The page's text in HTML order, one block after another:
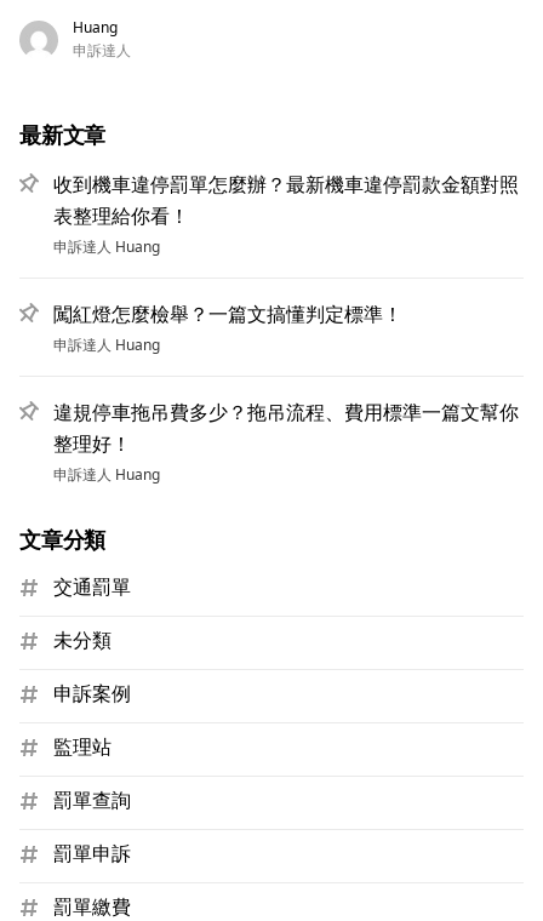
Huang
申訴達人
最新文章
收到機車違停罰單怎麼辦？最新機車違停罰款金額對照
表整理給你看！
申訴達人 Huang
闖紅燈怎麼檢舉？一篇文搞懂判定標準！
申訴達人 Huang
違規停車拖吊費多少？拖吊流程、費用標準一篇文幫你
整理好！
申訴達人 Huang
文章分類
交通罰單
未分類
申訴案例
監理站
罰單查詢
罰單申訴
罰單繳費